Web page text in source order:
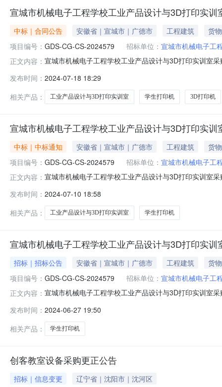
宣城市机械电子工程学校工业产品设计与3D打印实训
中标｜合同公告 安徽省｜宣城市｜广德市 工程建筑
货物
项目编号： GDS-CG-CS-2024579 招标单位： 宣城市机械电子工
正文内容： 宣城市机械电子工程学校工业产品设计与3D打印实训室
子工程学校地址：广德市团结西路与西外环路交叉口联
式
发布时间： 2024-07-18 18:29
相关产品：
工业产品设计与3D打印实训室 学生打印机 3D打印机
宣城市机械电子工程学校工业产品设计与3D打印实
中标｜中标通知 安徽省｜宣城市｜广德市 工程建筑
货物
项目编号： GDS-CG-CS-2024579 招标单位： 宣城市机械电子工
正文内容： 宣城市机械电子工程学校工业产品设计与3D打印实训室
（1900120.00元）评审报价：人民币壹佰玖拾万零壹佰
规格型号：X8S等
发布时间： 2024-07-10 18:58
相关产品：
工业产品设计与3D打印实训室 学生打印机
宣城市机械电子工程学校工业产品设计与3D打印实
招标｜招标公告 安徽省｜宣城市｜广德市 工程建筑
货物
项目编号： GDS-CG-CS-2024579 招标单位： 宣城市机械电子工
正文内容： 宣城市机械电子工程学校工业产品设计与3D打印实训室
一、项目基本情况项目编号：GDS-CG-CS-2024579项
发布时间： 2024-06-27 19:50
相关产品：
学生打印机
创客教室设备采购更正公告
招标｜信息变更 辽宁省｜沈阳市｜沈河区